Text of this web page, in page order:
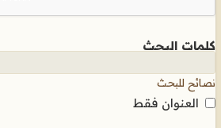
كلمات البحث
نصائح للبحث
العنوان فقط